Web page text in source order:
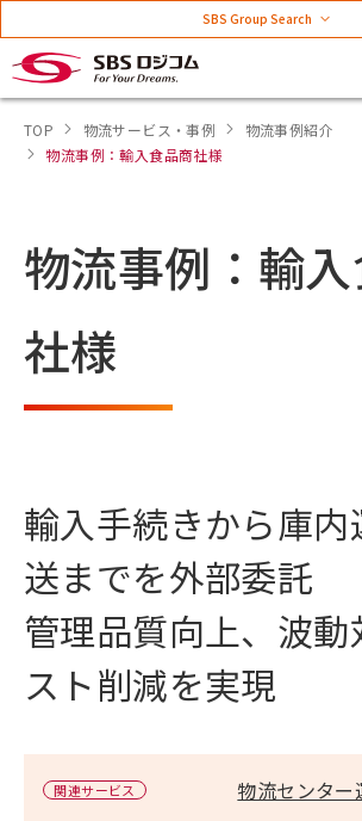
SBS Group Search
TOP 物流サービス・事例
物流事例紹介
物流事例：輸入食品商社様
物流事例：輸
社様
輸入手続きから庫内
送までを外部委託
管理品質向上、波動
スト削減を実現
関連サービス 物流センター